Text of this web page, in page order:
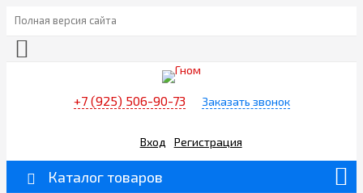
Полная версия сайта
+7 (925) 506-90-73 Заказать звонок
Вход Регистрация
Каталог товаров